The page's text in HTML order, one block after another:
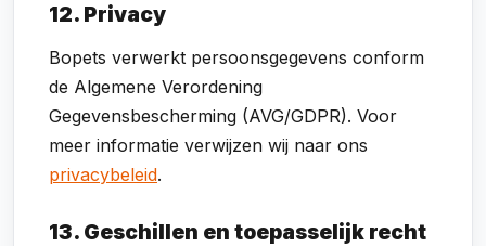
12. Privacy
Bopets verwerkt persoonsgegevens conform
de Algemene Verordening
Gegevensbescherming (AVG/GDPR). Voor
meer informatie verwijzen wij naar ons
privacybeleid.
13. Geschillen en toepasselijk recht